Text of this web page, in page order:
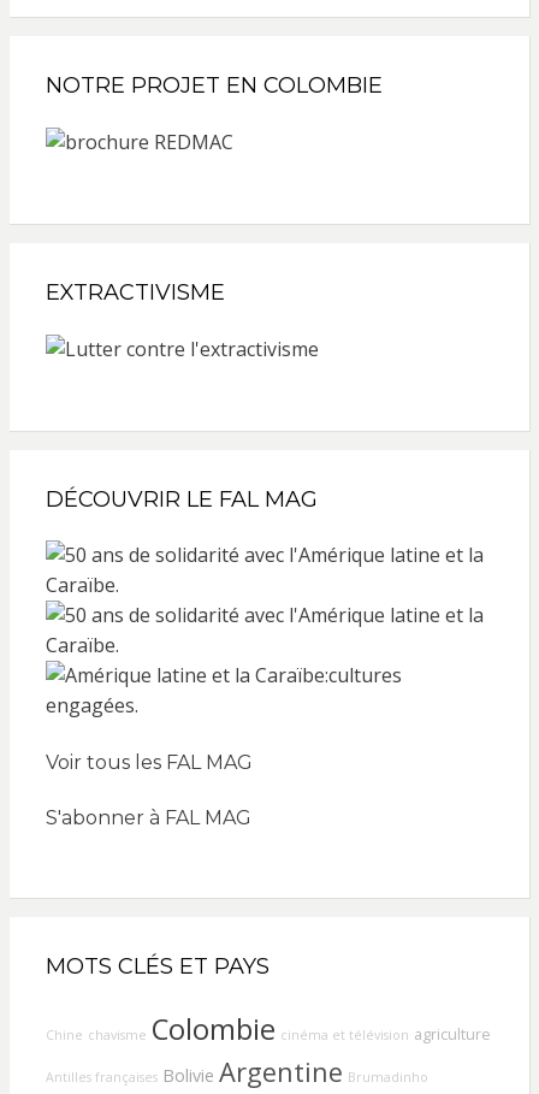
NOTRE PROJET EN COLOMBIE
EXTRACTIVISME
DÉCOUVRIR LE FAL MAG
Voir tous les FAL MAG
S'abonner à FAL MAG
MOTS CLÉS ET PAYS
Chine chavisme Colombie cinéma et télévision agriculture
Antilles françaises Bolivie Argentine Brumadinho